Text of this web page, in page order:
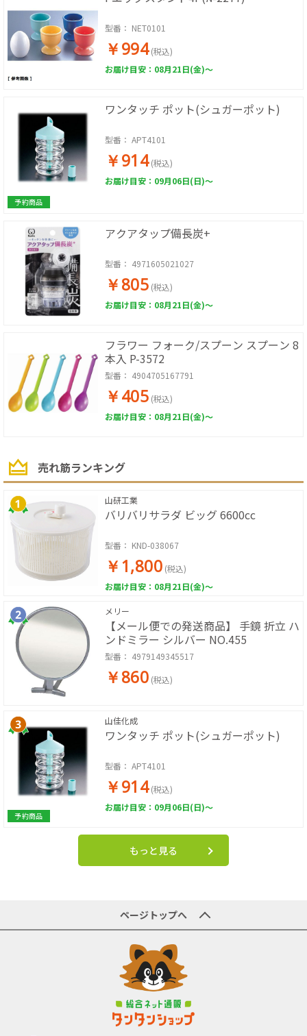
型番： NET0101
￥994 (税込)
お届け目安：08月21日(金)～
予約商品
ワンタッチ ポット(シュガーポット)
型番： APT4101
￥914 (税込)
お届け目安：09月06日(日)～
アクアタップ備長炭+
型番： 4971605021027
￥805 (税込)
お届け目安：08月21日(金)～
フラワー フォーク/スプーン スプーン 8
本入 P-3572
型番： 4904705167791
￥405 (税込)
お届け目安：08月21日(金)～
売れ筋ランキング
山研工業
バリバリサラダ ビッグ 6600cc
型番： KND-038067
￥1,800 (税込)
お届け目安：08月21日(金)～
メリー
【メール便での発送商品】 手鏡 折立 ハ
ンドミラー シルバー NO.455
型番： 4979149345517
￥860 (税込)
予約商品
山佳化成
ワンタッチ ポット(シュガーポット)
型番： APT4101
￥914 (税込)
お届け目安：09月06日(日)～
もっと見る
ページトップへ